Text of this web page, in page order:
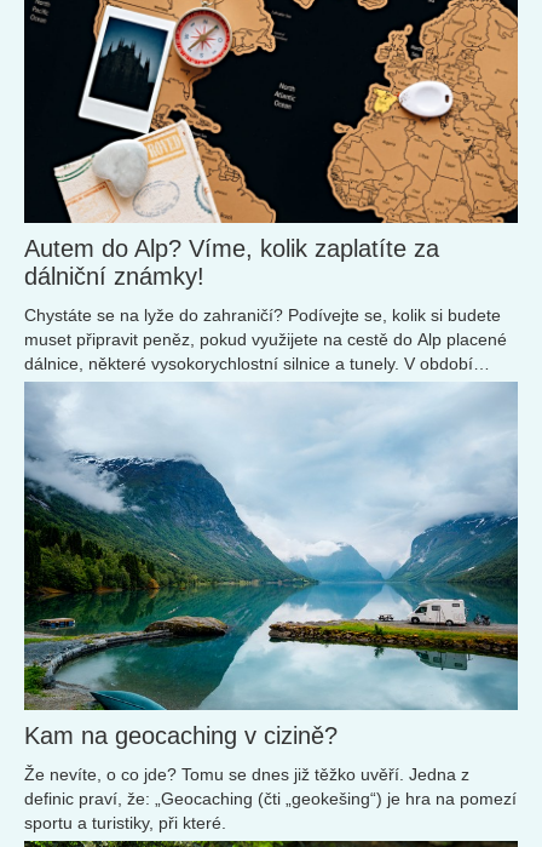
připravit a jak být při plánování dovolené v roce 2025 krok před
ostatními!
Autem do Alp? Víme, kolik zaplatíte za
dálniční známky!
Chystáte se na lyže do zahraničí? Podívejte se, kolik si budete
muset připravit peněz, pokud využijete na cestě do Alp placené
dálnice, některé vysokorychlostní silnice a tunely. V období
těsně před jarními prázdninami se vám budou naše tipy určitě
hodit.
Kam na geocaching v cizině?
Že nevíte, o co jde? Tomu se dnes již těžko uvěří. Jedna z
definic praví, že: „Geocaching (čti „geokešing“) je hra na pomezí
sportu a turistiky, při které.